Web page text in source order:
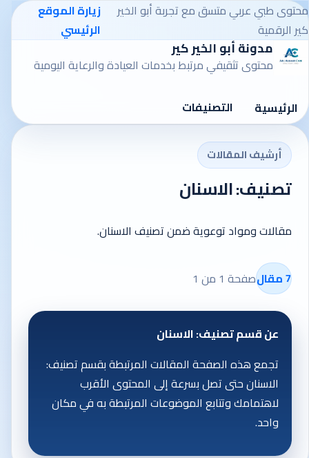
محتوى طبي عربي متسق مع تجربة أبو الخير
كير الرقمية
زيارة الموقع
الرئيسي
مدونة أبو الخير كير
محتوى تثقيفي مرتبط بخدمات العيادة والرعاية اليومية
الرئيسية التصنيفات
أرشيف المقالات
تصنيف: الاسنان
مقالات ومواد توعوية ضمن تصنيف الاسنان.
7 مقال صفحة 1 من 1
عن قسم تصنيف: الاسنان
تجمع هذه الصفحة المقالات المرتبطة بقسم تصنيف:
الاسنان حتى تصل بسرعة إلى المحتوى الأقرب
لاهتمامك وتتابع الموضوعات المرتبطة به في مكان
واحد.